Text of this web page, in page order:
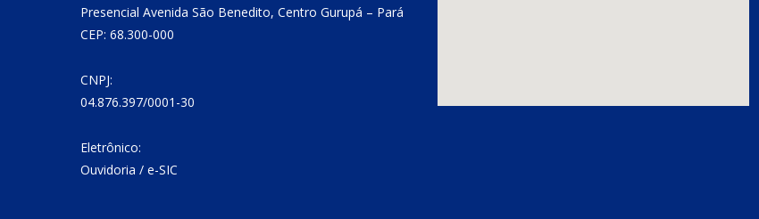
Presencial Avenida São Benedito, Centro Gurupá – Pará
CEP: 68.300-000
CNPJ:
04.876.397/0001-30
Eletrônico:
Ouvidoria / e-SIC